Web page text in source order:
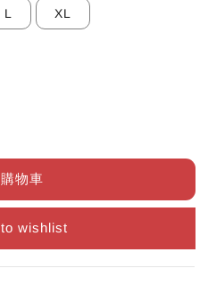
L XL
物車
wishlist